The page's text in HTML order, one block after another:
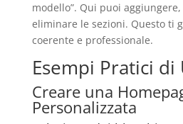
modello”. Qui puoi
eliminare le sezioni. Questo ti
coerente e professionale.
Esempi Pratici di
Creare una
Personalizzata